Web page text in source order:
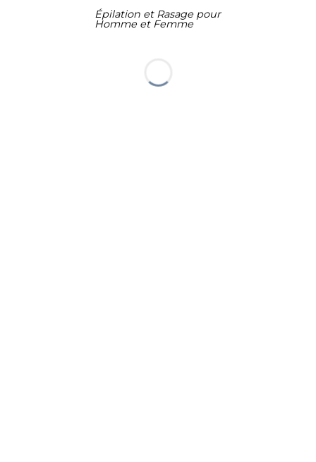
Épilation et Rasage pour
Homme et Femme